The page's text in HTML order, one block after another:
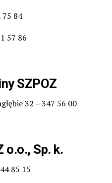
75 84
57 86
SZPOZ
32 – 347 56 00
o.o., Sp. k.
85 15